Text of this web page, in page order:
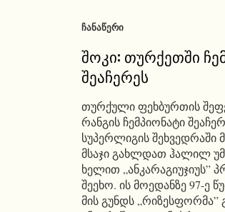
ᲩᲐᲜᲐᲬᲔᲠᲘ
შოკი: თურქეთში
შეაჩერეს
თურქული ფეხბურთის
რანგის ჩემპიონატი
სუპერლიგის შეხვედრაში
მსაჯი გახლდათ ჰალილ
ხელით „ანკარაგიუჯიუს”
შეეხო. ის მოედანზე 97-ე
მის გუნდს